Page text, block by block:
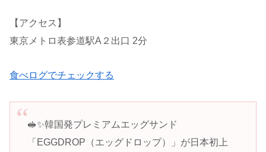
【アクセス】
東京メトロ表参道駅A２出口 2分
食べログでチェックする
🥪✨韓国発プレミアムエッグサンド
「EGGDROP（エッグドロップ）」が日本初上